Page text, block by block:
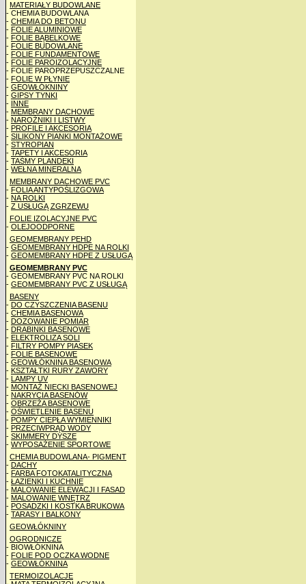
MATERIAŁY BUDOWLANE
- CHEMIA BUDOWLANA
- CHEMIA DO BETONU
- FOLIE ALUMINIOWE
- FOLIE BĄBELKOWE
- FOLIE BUDOWLANE
- FOLIE FUNDAMENTOWE
- FOLIE PAROIZOLACYJNE
- FOLIE PAROPRZEPUSZCZALNE
- FOLIE W PŁYNIE
- GEOWŁÓKNINY
- GIPSY TYNKI
- INNE
- MEMBRANY DACHOWE
- NAROŻNIKI I LISTWY
- PROFILE I AKCESORIA
- SILIKONY PIANKI MONTAŻOWE
- STYROPIAN
- TAPETY I AKCESORIA
- TAŚMY PLANDEKI
- WEŁNA MINERALNA
MEMBRANY DACHOWE PVC
- FOLIA ANTYPOŚLIZGOWA
- NA ROLKI
- Z USŁUGĄ ZGRZEWU
FOLIE IZOLACYJNE PVC
- OLEJOODPORNE
GEOMEMBRANY PEHD
- GEOMEMBRANY HDPE NA ROLKI
- GEOMEMBRANY HDPE Z USŁUGĄ
GEOMEMBRANY PVC
- GEOMEMBRANY PVC NA ROLKI
- GEOMEMBRANY PVC Z USŁUGĄ
BASENY
- DO CZYSZCZENIA BASENU
- CHEMIA BASENOWA
- DOZOWANIE POMIAR
- DRABINKI BASENOWE
- ELEKTROLIZA SOLI
- FILTRY POMPY PIASEK
- FOLIE BASENOWE
- GEOWŁÓKNINA BASENOWA
- KSZTAŁTKI RURY ZAWORY
- LAMPY UV
- MONTAŻ NIECKI BASENOWEJ
- NAKRYCIA BASENÓW
- OBRZEŻA BASENOWE
- OŚWIETLENIE BASENU
- POMPY CIEPŁA WYMIENNIKI
- PRZECIWPRĄD WODY
- SKIMMERY DYSZE
- WYPOSAŻENIE SPORTOWE
CHEMIA BUDOWLANA- PIGMENT
- DACHY
- FARBA FOTOKATALITYCZNA
- ŁAZIENKI I KUCHNIE
- MALOWANIE ELEWACJI I FASAD
- MALOWANIE WNĘTRZ
- POSADZKI I KOSTKA BRUKOWA
- TARASY I BALKONY
GEOWŁÓKNINY
OGRODNICZE
- BIOWŁÓKNINA
- FOLIE POD OCZKA WODNE
- GEOWŁÓKNINA
TERMOIZOLACJE